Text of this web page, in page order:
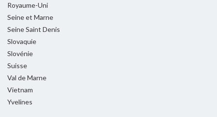
Royaume-Uni
Seine et Marne
Seine Saint Denis
Slovaquie
Slovénie
Suisse
Val de Marne
Vietnam
Yvelines